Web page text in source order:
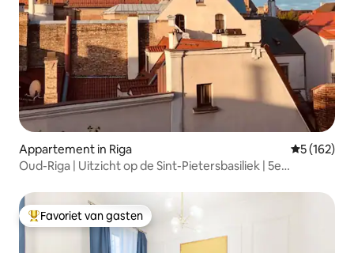
Appartement in Riga
5 (162)
Oud-Riga | Uitzicht op de Sint-Pietersbasiliek | 5e
Topfavoriet van gasten
Favoriet van gasten